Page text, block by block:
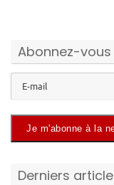
Abonnez-
Derniers